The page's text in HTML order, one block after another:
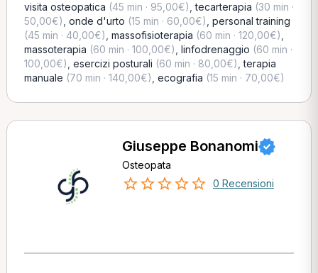
visita osteopatica (45 min · 95,00€) ,tecarterapia (30 min ·
50,00€) onde d'urto (15 min · 60,00€) personal training
(45 min · 40,00€) massofisioterapia (60 min · 120,00€)
massoterapia (60 min · 100,00€) linfodrenaggio (60 min ·
100,00€) esercizi posturali (60 min · 80,00€) ,terapia
manuale (70 min · 140,00€) ecografia (15 min · 70,00€)
Giuseppe Bonanomi
Osteopata
0 Recensioni